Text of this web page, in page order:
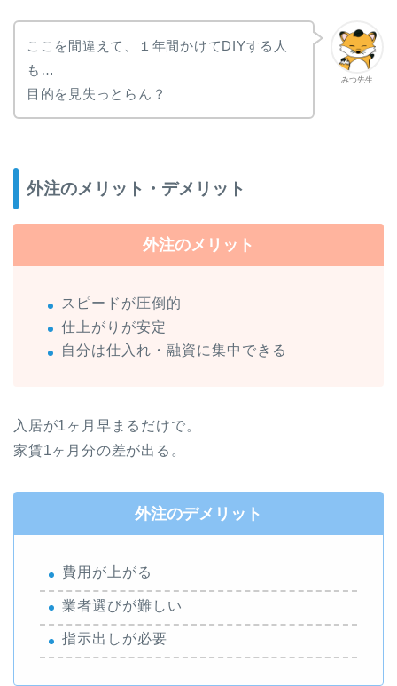
みつ先生
ここを間違えて、１年間かけてDIYする人
も…
目的を見失っとらん？
外注のメリット・デメリット
外注のメリット
スピードが圧倒的
仕上がりが安定
自分は仕入れ・融資に集中できる
入居が1ヶ月早まるだけで。
家賃1ヶ月分の差が出る。
外注のデメリット
費用が上がる
業者選びが難しい
指示出しが必要